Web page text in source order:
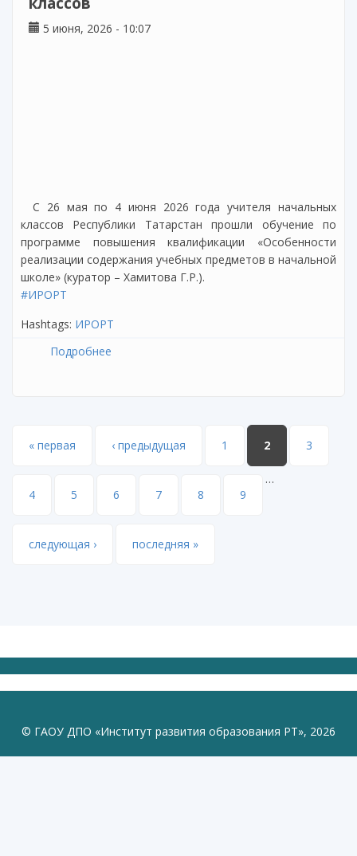
5 июня, 2026 - 10:07
С 26 мая по 4 июня 2026 года учителя начальных
классов Республики Татарстан прошли обучение по
программе повышения квалификации «Особенности
реализации содержания учебных предметов в начальной
школе» (куратор – Хамитова Г.Р.).
#ИРОРТ
Hashtags: ИРОРТ
Подробнее
Страницы
« первая ‹ предыдущая 1 2 3
4 5 6 7 8 9
…
следующая › последняя »
© ГАОУ ДПО «Институт развития образования РТ», 2026